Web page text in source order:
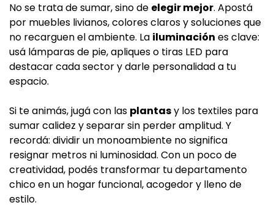
No se trata de sumar, sino de elegir mejor. Apostá
por muebles livianos, colores claros y soluciones que
no recarguen el ambiente. La iluminación es clave:
usá lámparas de pie, apliques o tiras LED para
destacar cada sector y darle personalidad a tu
espacio.
Si te animás, jugá con las plantasy los textiles para
sumar calidez y separar sin perder amplitud. Y
recordá: dividir un monoambiente no significa
resignar metros ni luminosidad. Con un poco de
creatividad, podés transformar tu departamento
chico en un hogar funcional, acogedor y lleno de
estilo.